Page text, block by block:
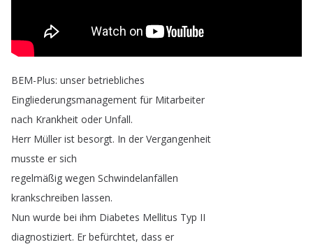
BEM-Plus: unser betriebliches
Eingliederungsmanagement für Mitarbeiter
nach Krankheit oder Unfall.
Herr Müller ist besorgt. In der Vergangenheit
musste er sich
regelmäßig wegen Schwindelanfällen
krankschreiben lassen.
Nun wurde bei ihm Diabetes Mellitus Typ II
diagnostiziert. Er befürchtet, dass er